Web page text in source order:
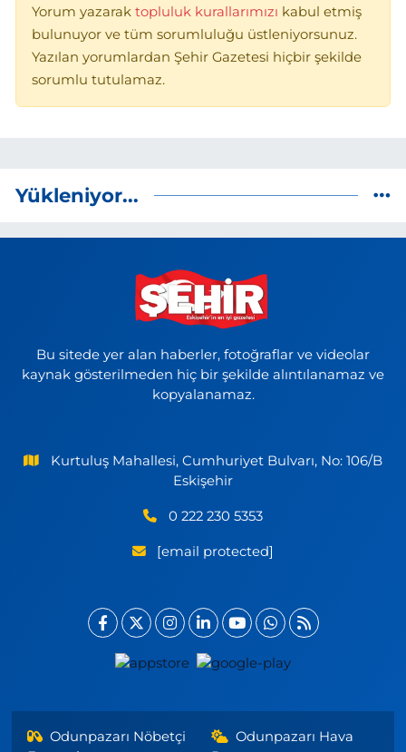
Yorum yazarak topluluk kurallarımızı kabul etmiş
bulunuyor ve tüm sorumluluğu üstleniyorsunuz.
Yazılan yorumlardan Şehir Gazetesi hiçbir şekilde
sorumlu tutulamaz.
Yükleniyor...
Bu sitede yer alan haberler, fotoğraflar ve videolar
kaynak gösterilmeden hiç bir şekilde alıntılanamaz ve
kopyalanamaz.
Kurtuluş Mahallesi, Cumhuriyet Bulvarı, No: 106/B
Eskişehir
0 222 230 5353
[email protected]
Odunpazarı Nöbetçi
Odunpazarı Hava